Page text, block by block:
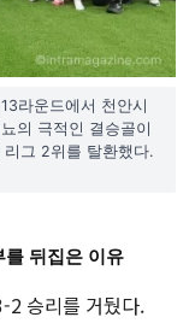
라운드에서 천안시
의 극적인 결승골이
그 2위를 탈환했다.
를 뒤집은 이유
2 승리를 거뒀다.